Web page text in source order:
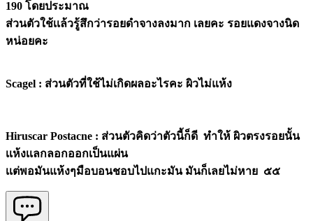
190 โดยประมาณ
ส่วนตัวใช้เเล้วรู้สึกว่ารอยดำจางลงมาก เลยคะ รอยแดงจางนิด
หน่อยคะ
Scagel : ส่วนตัวที่ใช้ไม่เกิดผลอะไรคะ ผิวไม่แห้ง
Hiruscar Postacne : ส่วนตัวคิดว่าตัวนี้ก็ดี ทำให้ ผิวตรงรอยนั้น
เเห้งเเลกลอกออกเป็นแผ่น
เเต่พอมันแห้งๆมือบอนชอบไปแกะมัน มันก็เลยไม่หาย ๕๕